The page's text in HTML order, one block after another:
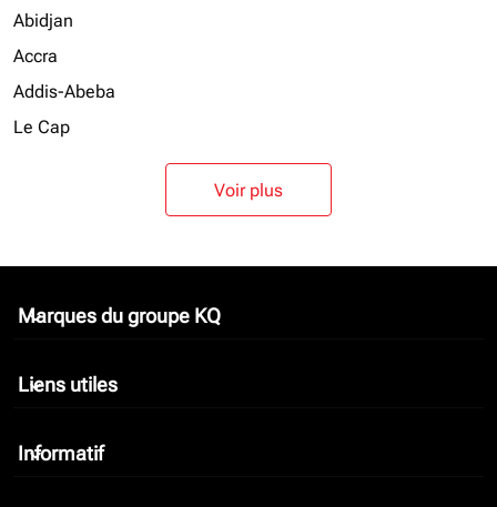
Abidjan
Accra
Addis-Abeba
Le Cap
Voir plus
Marques du groupe KQ
keyboard_arrow_down
Liens utiles
keyboard_arrow_down
Informatif
keyboard_arrow_down